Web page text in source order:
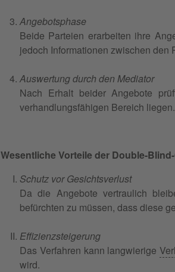
Angebotsphase
Beide Parteien erarbeiten ihre
jedoch Informationen zwischen den
Auswertung durch den Mediator
Nach Erhalt beider Angebote
verhandlungsfähigen Bereich liegen.
Wesentliche Vorteile der Double-
Schutz vor Gesichtsverlust
Da die Angebote vertraulich
befürchten zu müssen, dass diese
Effizienzsteigerung
Das Verfahren kann langwierige
wird.